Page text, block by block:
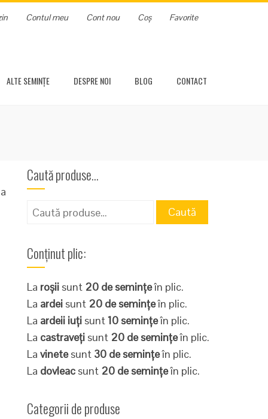
Favorite
Coș
Cont nou
Contul meu
ALTE SEMINȚE DESPRE NOI BLOG CONTACT
Caută produse…
Caută
Caută
Conținut plic:
La roșii sunt 20 de semințeîn plic.
La ardei sunt 20 de semințeîn plic.
La ardeii iuți sunt10 semințeîn plic.
La castraveți sunt 20 de semințeîn plic.
Lavinetesunt 30 de semințeîn plic.
La dovleac sunt 20 de semințeîn plic.
Categorii de produse